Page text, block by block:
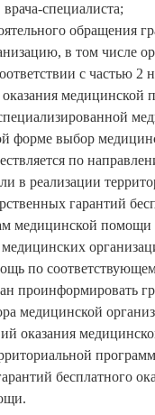
специалиста;
обращения
в том числе
с частью 2
оказания медицинской
форме выбор
по
в реализации
гарантий
медицинской
медицинских
по
проинформировать
медицинской
оказания
бесплатного